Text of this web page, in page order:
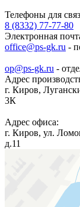
Телефоны для
8 (8332) 77-77-80
Электронная
office@ps-gk.ru -
op@ps-gk.ru -
Адрес
г. Киров,
3К
Адрес офиса:
г. Киров, ул.
д.11